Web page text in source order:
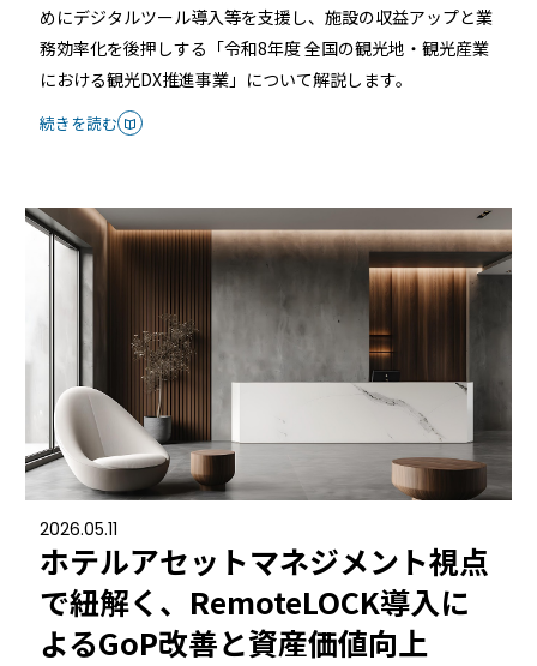
めにデジタルツール導入等を支援し、施設の収益アップと業
務効率化を後押しする「令和8年度 全国の観光地・観光産業
における観光DX推進事業」について解説します。
続きを読む
2026.05.11
ホテルアセットマネジメント視点
で紐解く、RemoteLOCK導入に
よるGoP改善と資産価値向上
宿泊施設
RemoteLOCKを導入するメリット
活用事例
お客さまの声
宿泊施設での運用におすすめの記事３選
無人・省人運営の宿泊施設におすすめのPMS 4選
ホテルや宿泊施設に導入するスマートロックの選び方
とポイントを解説
は？